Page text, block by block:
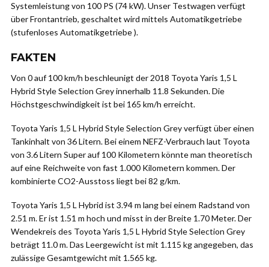
Systemleistung von 100 PS (74 kW). Unser Testwagen verfügt
über Frontantrieb, geschaltet wird mittels Automatikgetriebe
(stufenloses Automatikgetriebe ).
FAKTEN
Von 0 auf 100 km/h beschleunigt der 2018 Toyota Yaris 1,5 L
Hybrid Style Selection Grey innerhalb 11.8 Sekunden. Die
Höchstgeschwindigkeit ist bei 165 km/h erreicht.
Toyota Yaris 1,5 L Hybrid Style Selection Grey verfügt über einen
Tankinhalt von 36 Litern. Bei einem NEFZ-Verbrauch laut Toyota
von 3.6 Litern Super auf 100 Kilometern könnte man theoretisch
auf eine Reichweite von fast 1.000 Kilometern kommen. Der
kombinierte CO2-Ausstoss liegt bei 82 g/km.
Toyota Yaris 1,5 L Hybrid ist 3.94 m lang bei einem Radstand von
2.51 m. Er ist 1.51 m hoch und misst in der Breite 1.70 Meter. Der
Wendekreis des Toyota Yaris 1,5 L Hybrid Style Selection Grey
beträgt 11.0 m. Das Leergewicht ist mit 1.115 kg angegeben, das
zulässige Gesamtgewicht mit 1.565 kg.